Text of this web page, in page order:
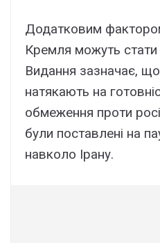
Додатковим
Кремля можуть стати
Видання зазначає,
натякають на
обмеження проти
були поставлені на
навколо Ірану.